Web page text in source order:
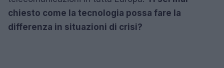
chiesto come la tecnologia possa fare la
differenza in situazioni di crisi?